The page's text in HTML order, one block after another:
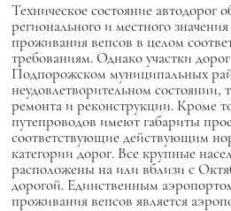
Техническое состояние автодорог
регионального и местного
проживания вепсов в целом
требованиям. Однако участки
Подпорожском муниципальных
неудовлетворительном состоянии,
ремонта и реконструкции. Кроме
путепроводов имеют габариты
соответствующие действующим
категории дорог. Все крупные
расположены на или вблизи с
дорогой. Единственным
проживания вепсов является